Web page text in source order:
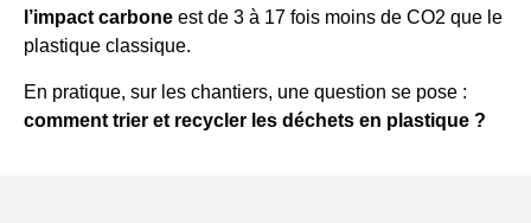
l’impact carbone est de 3 à 17 fois moins de CO2 que le
plastique classique.
En pratique, sur les chantiers, une question se pose :
comment trier et recycler les déchets en plastique ?